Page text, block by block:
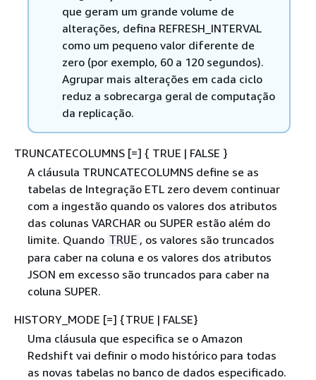
que geram um grande volume de
alterações, defina REFRESH_INTERVAL
como um pequeno valor diferente de
zero (por exemplo, 60 a 120 segundos).
Agrupar mais alterações em cada ciclo
reduz a sobrecarga geral de computação
da replicação.
TRUNCATECOLUMNS [=] { TRUE | FALSE }
A cláusula TRUNCATECOLUMNS define se as
tabelas de Integração ETL zero devem continuar
com a ingestão quando os valores dos atributos
das colunas VARCHAR ou SUPER estão além do
limite. Quando TRUE , os valores são truncados
para caber na coluna e os valores dos atributos
JSON em excesso são truncados para caber na
coluna SUPER.
HISTORY_MODE [=] {TRUE | FALSE}
Uma cláusula que especifica se o Amazon
Redshift vai definir o modo histórico para todas
as novas tabelas no banco de dados especificado.